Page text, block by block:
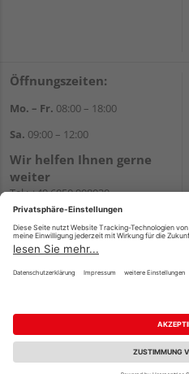
Öffnungszeiten:
Mo. – Fr. 08:00 – 18:00
Sa. 09:00 – 12:00
Wir helfen Ihnen gerne
weiter
Tel.:+49 6050 908030
E-Mail:shop@holzland-
linkundbecker.de
Impressum AGB
Reservierungsbedingungen